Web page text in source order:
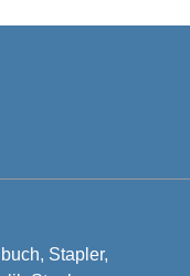
Stapler,